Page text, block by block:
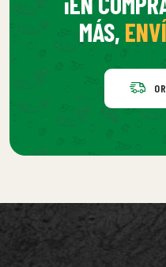
MÁS,